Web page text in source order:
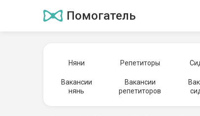
Помогатель
Няни Репетиторы
Вакансии
нянь
Вакансии
репетиторов